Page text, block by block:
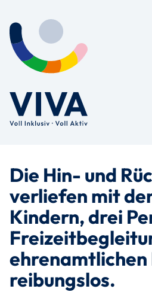
Die Hin- und
verliefen mit
Kindern, drei
reibungslos.